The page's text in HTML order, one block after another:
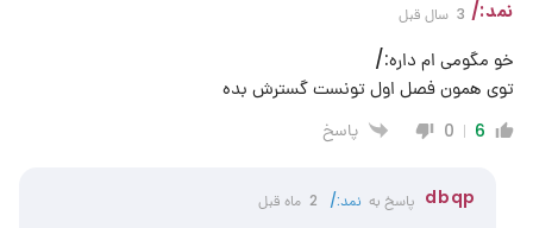
نمد:/ 3 سال قبل
خو مگومی ام داره:/
توی همون فصل اول تونست گسترش بده
6
0 پاسخ
dbqp پاسخ به نمد:/ 2 ماه قبل